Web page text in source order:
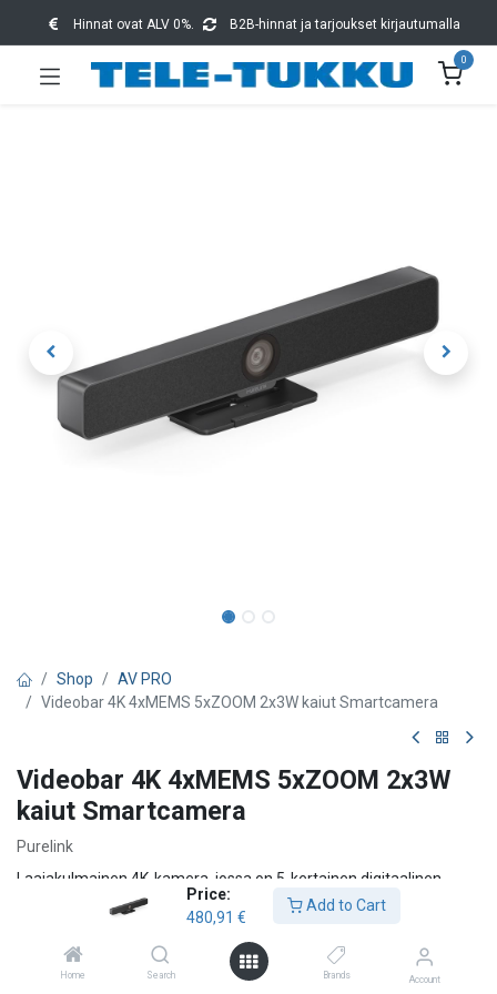
Price:
480,91 €
Add to Cart
Home Search Brands Account
Hinnat ovat ALV 0%. B2B-hinnat ja tarjoukset kirjautumalla
0
Shop
AV PRO
Videobar 4K 4xMEMS 5xZOOM 2x3W kaiut Smartcamera
Videobar 4K 4xMEMS 5xZOOM 2x3W
kaiut Smartcamera
Purelink
Laajakulmainen 4K-kamera, jossa on 5-kertainen digitaalinen
zoom, 120° FOV, automaattinen kehystys, kaiuttimen/esittelijän
4x MEMS-mikrofoniryhmä, jossa on 5-8 metrin kantama ja
180° kulma. Sisältää AEC-, AGC-, ANS- ja full duplex-tilan.